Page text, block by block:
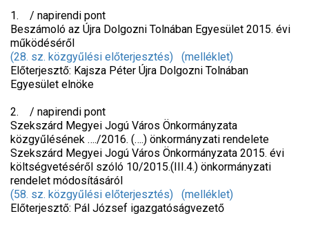
1. / napirendi pont
Beszámoló az Újra Dolgozni Tolnában Egyesület 2015. évi
működéséről
(28. sz. közgyűlési előterjesztés)
(melléklet)
Előterjesztő: Kajsza Péter Újra Dolgozni Tolnában
Egyesület elnöke
2. / napirendi pont
Szekszárd Megyei Jogú Város Önkormányzata
közgyűlésének …./2016. (….) önkormányzati rendelete
Szekszárd Megyei Jogú Város Önkormányzata 2015. évi
költségvetéséről szóló 10/2015.(III.4.) önkormányzati
rendelet módosításáról
(58. sz. közgyűlési előterjesztés)
(melléklet)
Előterjesztő: Pál József igazgatóságvezető